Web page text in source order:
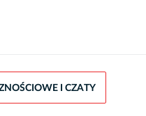
I CZATY